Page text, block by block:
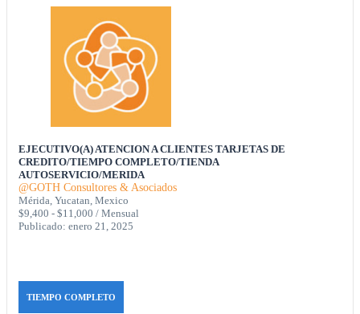
EJECUTIVO(A) ATENCION A CLIENTES TARJETAS DE
CREDITO/TIEMPO COMPLETO/TIENDA
AUTOSERVICIO/MERIDA
@GOTH Consultores & Asociados
Mérida, Yucatan, Mexico
$9,400 - $11,000 / Mensual
Publicado: enero 21, 2025
TIEMPO COMPLETO